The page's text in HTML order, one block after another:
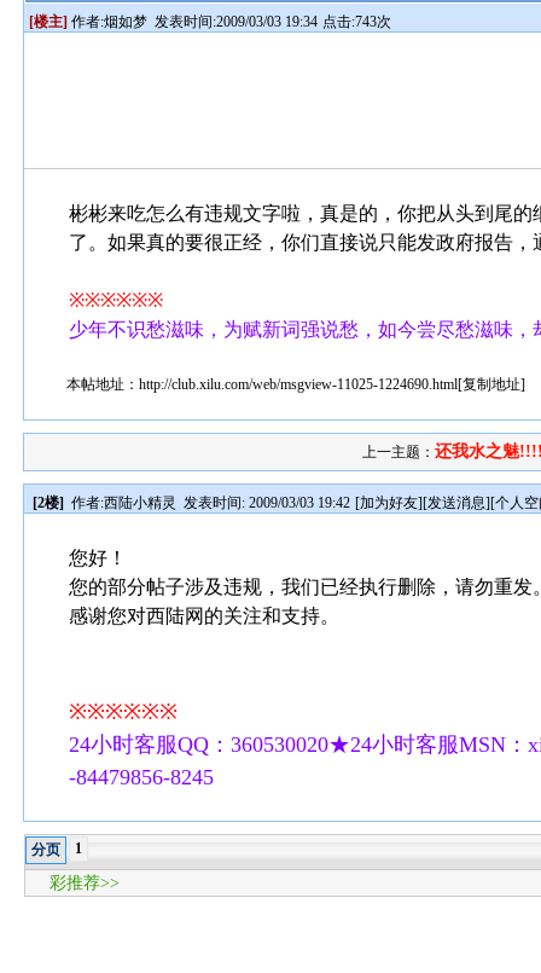
[楼主] 作者:烟如梦 发表时间:2009/03/03 19:34 点击:743次
彬彬来吃怎么有违规文字啦，真是的，你把从头到尾
了。如果真的要很正经，你们直接说只能发政府报告
※※※※※※
少年不识愁滋味，为赋新词强说愁，如今尝尽愁滋味
本帖地址：http://club.xilu.com/web/msgview-11025-1224690.html[复制地址]
上一主题： 还我水之魅
[2楼] 作者:西陆小精灵 发表时间: 2009/03/03 19:42 [加为好友][发送消息][个人
您好！
您的部分帖子涉及违规，我们已经执行删除，请勿重发
感谢您对西陆网的关注和支持。
※※※※※※
24小时客服QQ：360530020★24小时客服MSN
-84479856-8245
分页 1
彩推荐>>